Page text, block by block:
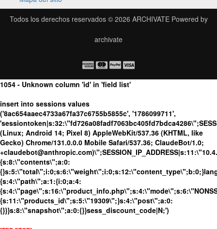
Todos los derechos reservados © 2026 ARCHIVATEPowered by
archivate
1054 - Unknown column 'id' in 'field list'
insert into sessions values
('8ac654aaec4733a67fa37c6755b5855c', '1786099711',
(Linux; Android 14; Pixel 8) AppleWebKit/537.36 (KHTML, like
Gecko) Chrome/131.0.0.0 Mobile Safari/537.36; ClaudeBot/1.0;
{s:8:\"contents\";a:0:
{s:4:\"path\";a:1:{i:0;a:4:
{s:11:\"products_id\";s:5:\"19309\";}s:4:\"post\";a:0:
{}}}s:8:\"snapshot\";a:0:{}}sess_discount_code|N;')